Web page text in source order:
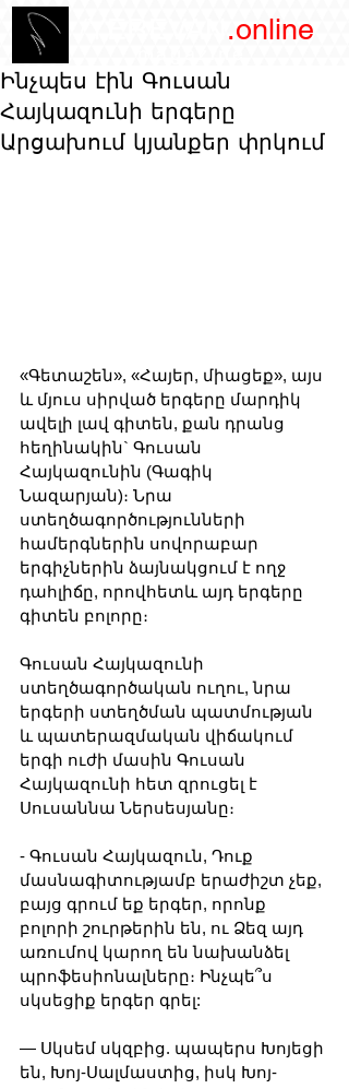
.online
Ինչպես էին Գուսան
Հայկազունի երգերը
Արցախում կյանքեր փրկում
«Գետաշեն», «Հայեր, միացեք», այս
և մյուս սիրված երգերը մարդիկ
ավելի լավ գիտեն, քան դրանց
հեղինակին` Գուսան
Հայկազունին (Գագիկ
Նազարյան)։ Նրա
ստեղծագործությունների
համերգներին սովորաբար
երգիչներին ձայնակցում է ողջ
դահլիճը, որովհետև այդ երգերը
գիտեն բոլորը։
Գուսան Հայկազունի
ստեղծագործական ուղու, նրա
երգերի ստեղծման պատմության
և պատերազմական վիճակում
երգի ուժի մասին Գուսան
Հայկազունի հետ զրուցել է
Սուսաննա Ներսեսյանը։
- Գուսան Հայկազուն, Դուք
մասնագիտությամբ երաժիշտ չեք,
բայց գրում եք երգեր, որոնք
բոլորի շուրթերին են, ու Ձեզ այդ
առումով կարող են նախանձել
պրոֆեսիոնալները։ Ինչպե՞ս
սկսեցիք երգեր գրել:
— Սկսեմ սկզբից. պապերս Խոյեցի
են, Խոյ-Սալմաստից, իսկ Խոյ-